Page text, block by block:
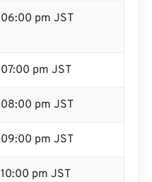
06:00 pm JST
07:00 pm JST
08:00 pm JST
09:00 pm JST
10:00 pm JST